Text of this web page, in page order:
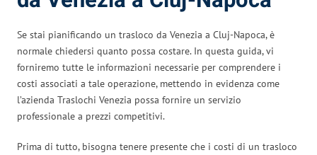
Se stai pianificando un trasloco da Venezia a Cluj-Napoca, è
normale chiedersi quanto possa costare. In questa guida, vi
forniremo tutte le informazioni necessarie per comprendere i
costi associati a tale operazione, mettendo in evidenza come
l’azienda Traslochi Venezia possa fornire un servizio
professionale a prezzi competitivi.
Prima di tutto, bisogna tenere presente che i costi di un trasloco